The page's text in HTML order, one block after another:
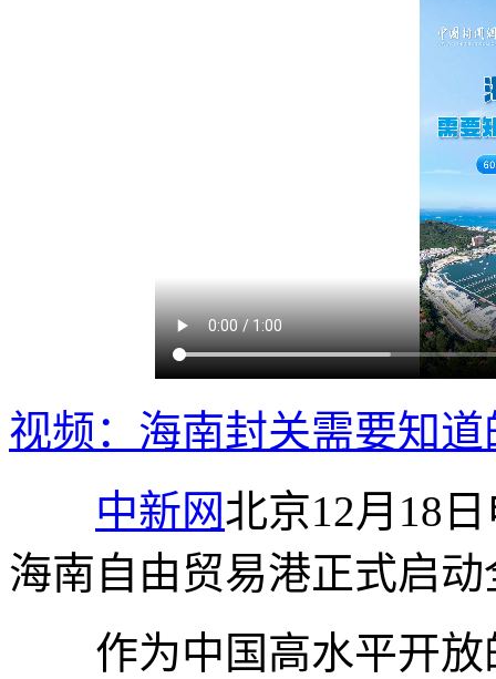
视频：海南封关需要知道
中新网北京12月18
海南自由贸易港正式启
作为中国高水平开放